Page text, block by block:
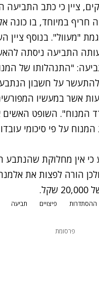
ציין כי כתב התביעה
חריף במיוחד, בו כונה
"מעוול". בנוסף ציין
התביעה ניסתה
"התנהלותו של
להתעשר על חשבון
אשר במעשיו
המנוח". השופט
על פי סיכומי
אין מחלוקת שהנתבע
הורה לפצות את
ההסתדרות פיצויים תביעה
פרסומת